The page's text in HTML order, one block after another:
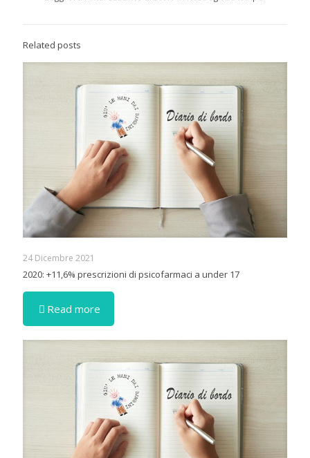
Related posts
24 Dicembre 2021
2020: +11,6% prescrizioni di psicofarmaci a under 17
Read more